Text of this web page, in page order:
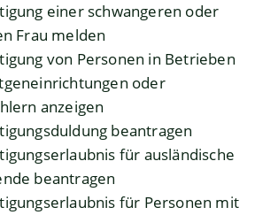
einer schwangeren oder
Frau melden
von Personen in Betrieben
oder
anzeigen
beantragen
für ausländische
beantragen
für Personen mit